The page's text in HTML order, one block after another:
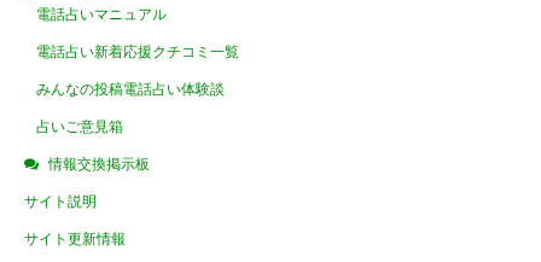
電話占いマニュアル
電話占い新着応援クチコミ一覧
みんなの投稿電話占い体験談
占いご意見箱
情報交換掲示板
サイト説明
サイト更新情報